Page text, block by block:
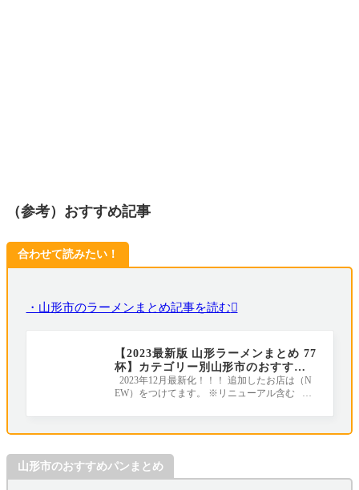
（参考）おすすめ記事
合わせて読みたい！
・山形市のラーメンまとめ記事を読む
【2023最新版 山形ラーメンまとめ 77
杯】カテゴリー別山形市のおすすめ
ラーメン店｜地元ライターがすべて
行きました！
2023年12月最新化！！！ 追加したお店は（N
EW）をつけてます。 ※リニューアル含む ラ
山形市のおすすめパンまとめ